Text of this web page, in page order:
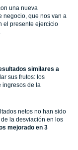
una nueva
negocio, que nos van a
el presente ejercicio
similares a
sus frutos: los
ingresos de la
netos no han sido
la desviación en los
mejorado en 3